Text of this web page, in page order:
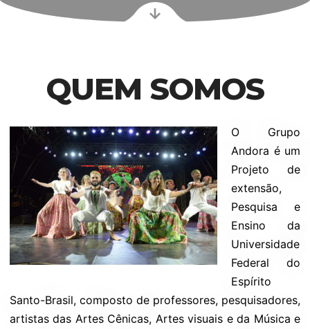
QUEM SOMOS
O Grupo
Andora é um
Projeto de
extensão,
Pesquisa e
Ensino da
Universidade
Federal do
Espírito
Santo-Brasil, composto de professores, pesquisadores,
artistas das Artes Cênicas, Artes visuais e da Música e